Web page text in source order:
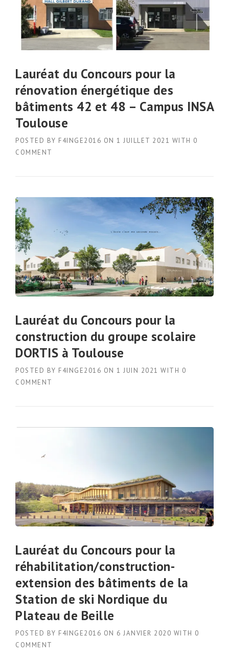
Lauréat du Concours pour la
rénovation énergétique des
bâtiments 42 et 48 – Campus INSA
Toulouse
POSTED BY F4INGE2016 ON 1 JUILLET 2021 WITH 0
COMMENT
Lauréat du Concours pour la
construction du groupe scolaire
DORTIS à Toulouse
POSTED BY F4INGE2016 ON 1 JUIN 2021 WITH 0
COMMENT
Lauréat du Concours pour la
réhabilitation/construction-
extension des bâtiments de la
Station de ski Nordique du
Plateau de Beille
POSTED BY F4INGE2016 ON 6 JANVIER 2020 WITH 0
COMMENT